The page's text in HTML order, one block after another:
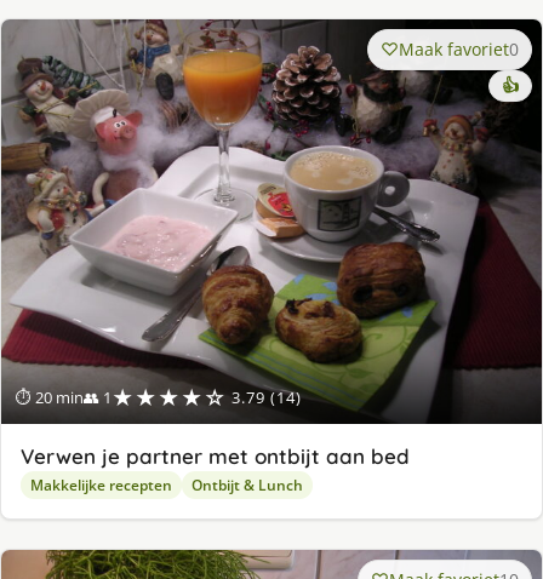
⏱ 20 min👥 1★★★★☆ 3.79 (14)
Maak favoriet0
👍
Verwen je partner met ontbijt aan bed
Makkelijke recepten Ontbijt & Lunch